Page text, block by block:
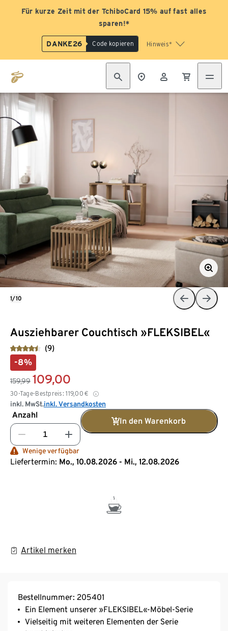
Für kurze Zeit mit der TchiboCard 15% auf fast alles
sparen!*
DANKE26 Code kopieren Hinweis*
Ausziehbarer Couchtisch »FLEKSIBEL«
(9)
-8%
159,99 109,00
30-Tage-Bestpreis: 119,00 €
inkl. MwSt.inkl. Versandkosten
Anzahl
In den Warenkorb
Wenige verfügbar
Liefertermin: Mo., 10.08.2026 - Mi., 12.08.2026
Artikel merken
1/10
Bestellnummer: 205401
Ein Element unserer »FLEKSIBEL«-Möbel-Serie
Vielseitig mit weiteren Elementen der Serie